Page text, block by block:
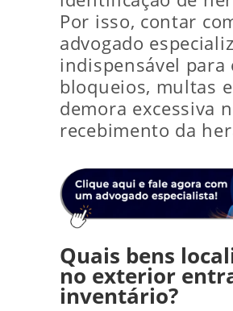
Por isso, contar
advogado
indispensável para
bloqueios, multas e
demora excessiva
recebimento da
Quais bens
no exterior
inventário?